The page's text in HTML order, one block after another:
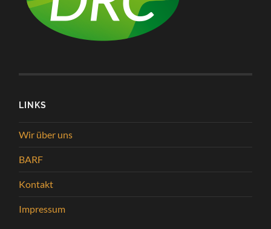
LINKS
Wir über uns
BARF
Kontakt
Impressum